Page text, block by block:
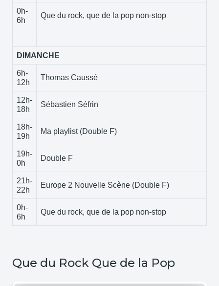
0h-
6h
Que du rock, que de la pop non-stop
DIMANCHE
6h-
12h
Thomas Caussé
12h-
18h
Sébastien Séfrin
18h-
19h
Ma playlist (Double F)
19h-
0h
Double F
21h-
22h
Europe 2 Nouvelle Scène (Double F)
0h-
6h
Que du rock, que de la pop non-stop
Que du Rock Que de la Pop